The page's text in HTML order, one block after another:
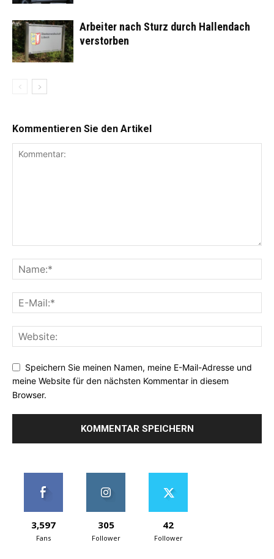
Arbeiter nach Sturz durch Hallendach
verstorben
Kommentieren Sie den Artikel
Speichern Sie meinen Namen, meine E-Mail-Adresse und
meine Website für den nächsten Kommentar in diesem
Browser.
3,597
Fans
305
Follower
42
Follower